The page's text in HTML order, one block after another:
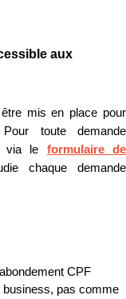
aux
mis en place pour
toute demande
via le formulaire de
chaque demande
CPF
business, pas comme